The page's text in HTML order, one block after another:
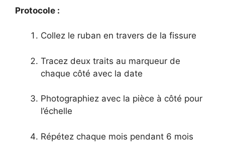
Protocole :
Collez le ruban en travers de la fissure
Tracez deux traits au marqueur de
chaque côté avec la date
Photographiez avec la pièce à côté pour
l’échelle
Répétez chaque mois pendant 6 mois